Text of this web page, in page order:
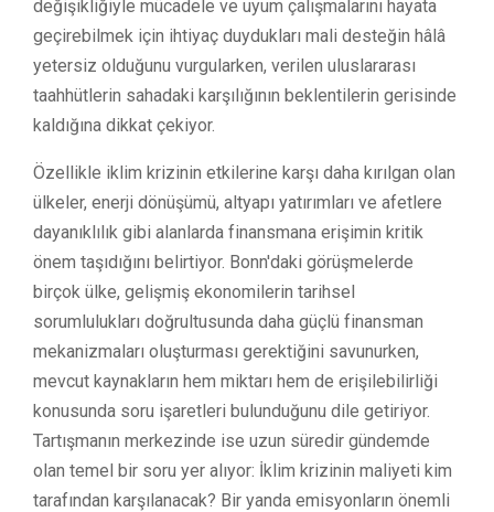
değişikliğiyle mücadele ve uyum çalışmalarını hayata
geçirebilmek için ihtiyaç duydukları mali desteğin hâlâ
yetersiz olduğunu vurgularken, verilen uluslararası
taahhütlerin sahadaki karşılığının beklentilerin gerisinde
kaldığına dikkat çekiyor.
Özellikle iklim krizinin etkilerine karşı daha kırılgan olan
ülkeler, enerji dönüşümü, altyapı yatırımları ve afetlere
dayanıklılık gibi alanlarda finansmana erişimin kritik
önem taşıdığını belirtiyor. Bonn'daki görüşmelerde
birçok ülke, gelişmiş ekonomilerin tarihsel
sorumlulukları doğrultusunda daha güçlü finansman
mekanizmaları oluşturması gerektiğini savunurken,
mevcut kaynakların hem miktarı hem de erişilebilirliği
konusunda soru işaretleri bulunduğunu dile getiriyor.
Tartışmanın merkezinde ise uzun süredir gündemde
olan temel bir soru yer alıyor: İklim krizinin maliyeti kim
tarafından karşılanacak? Bir yanda emisyonların önemli